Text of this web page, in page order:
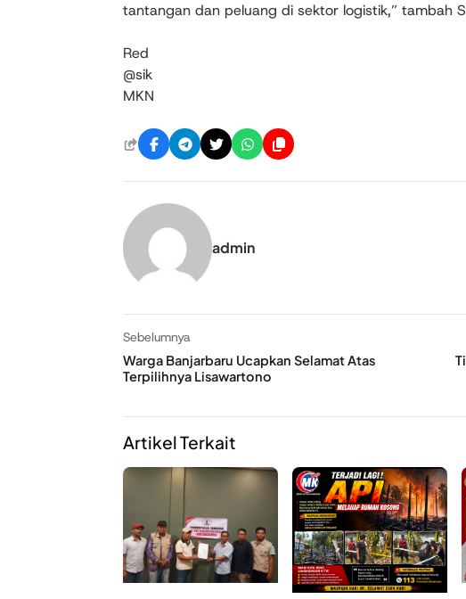
tantangan dan peluang di sektor logistik,” tambah
Red
@sik
MKN
admin
Sebelumnya
Warga Banjarbaru Ucapkan Selamat Atas
Terpilihnya Lisawartono
Artikel Terkait